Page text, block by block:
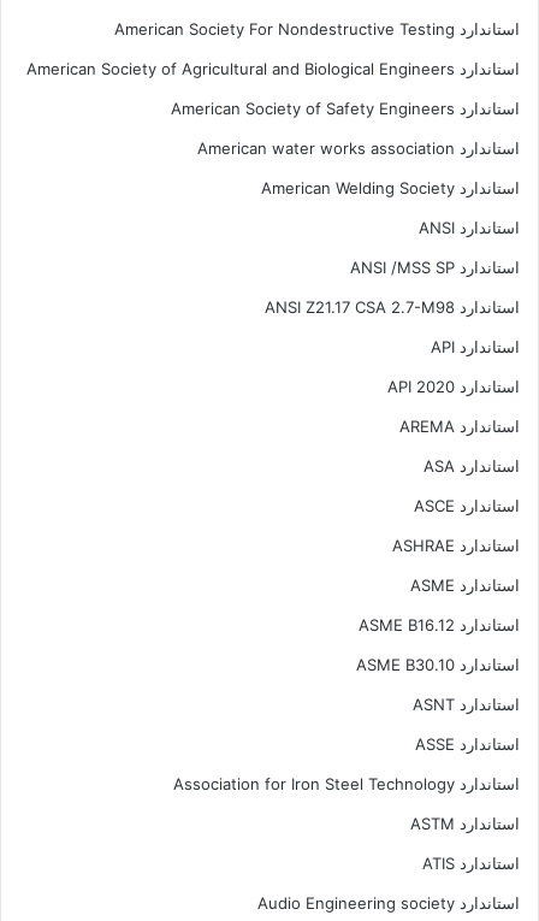
استاندارد American Society For Nondestructive Testing
استاندارد American Society of Agricultural and Biological Engineers
استاندارد American Society of Safety Engineers
استاندارد American water works association
استاندارد American Welding Society
استاندارد ANSI
استاندارد ANSI /MSS SP
استاندارد ANSI Z21.17 CSA 2.7-M98
استاندارد API
استاندارد API 2020
استاندارد AREMA
استاندارد ASA
استاندارد ASCE
استاندارد ASHRAE
استاندارد ASME
استاندارد ASME B16.12
استاندارد ASME B30.10
استاندارد ASNT
استاندارد ASSE
استاندارد Association for Iron Steel Technology
استاندارد ASTM
استاندارد ATIS
استاندارد Audio Engineering society